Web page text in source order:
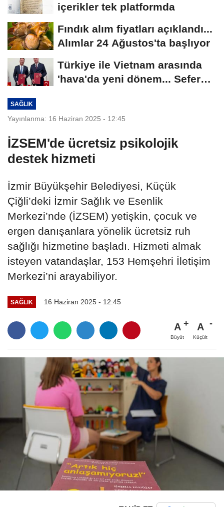
içerikler tek platformda
Fındık alım fiyatları açıklandı...
Alımlar 24 Ağustos'ta başlıyor
Türkiye ile Vietnam arasında
'hava'da yeni dönem... Sefer
SAĞLIK
Yayınlanma: 16 Haziran 2025 - 12:45
İZSEM'de ücretsiz psikolojik
destek hizmeti
İzmir Büyükşehir Belediyesi, Küçük
Çiğli’deki İzmir Sağlık ve Esenlik
Merkezi’nde (İZSEM) yetişkin, çocuk ve
ergen danışanlara yönelik ücretsiz ruh
sağlığı hizmetine başladı. Hizmeti almak
isteyen vatandaşlar, 153 Hemşehri İletişim
Merkezi’ni arayabiliyor.
SAĞLIK 16 Haziran 2025 - 12:45
A
Büyüt
A
Küçült